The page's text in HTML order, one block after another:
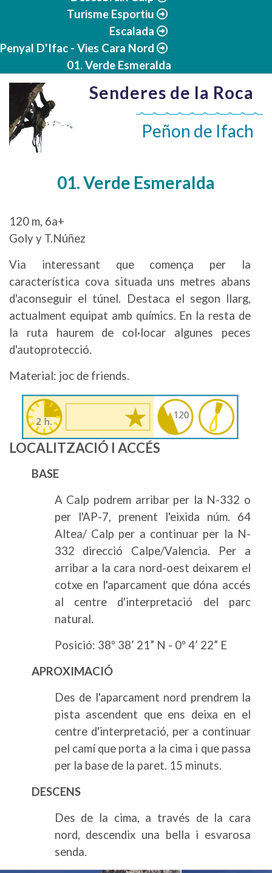
Senderes de la Roca
Peñon de Ifach
Turisme Esportiu
Escalada
Penyal D'Ifac - Vies Cara Nord
01. Verde Esmeralda
01. Verde Esmeralda
120 m, 6a+
Goly y T.Núñez
Via interessant que comença per la
característica cova situada uns metres abans
d'aconseguir el túnel. Destaca el segon llarg,
actualment equipat amb químics. En la resta de
la ruta haurem de col·locar algunes peces
d'autoprotecció.
Material: joc de friends.
Imatge
LOCALITZACIÓ I ACCÉS
BASE
A Calp podrem arribar per la N-332 o
per l'AP-7, prenent l'eixida núm. 64
Altea/ Calp per a continuar per la N-
332 direcció Calpe/Valencia. Per a
arribar a la cara nord-oest deixarem el
cotxe en l'aparcament que dóna accés
al centre d'interpretació del parc
natural.
Posició: 38º 38’ 21” N - 0º 4’ 22” E
APROXIMACIÓ
Des de l'aparcament nord prendrem la
pista ascendent que ens deixa en el
centre d'interpretació, per a continuar
pel camí que porta a la cima i que passa
per la base de la paret. 15 minuts.
DESCENS
Des de la cima, a través de la cara
nord, descendix una bella i esvarosa
senda.